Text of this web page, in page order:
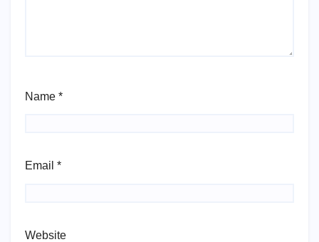
Name *
Email *
Website